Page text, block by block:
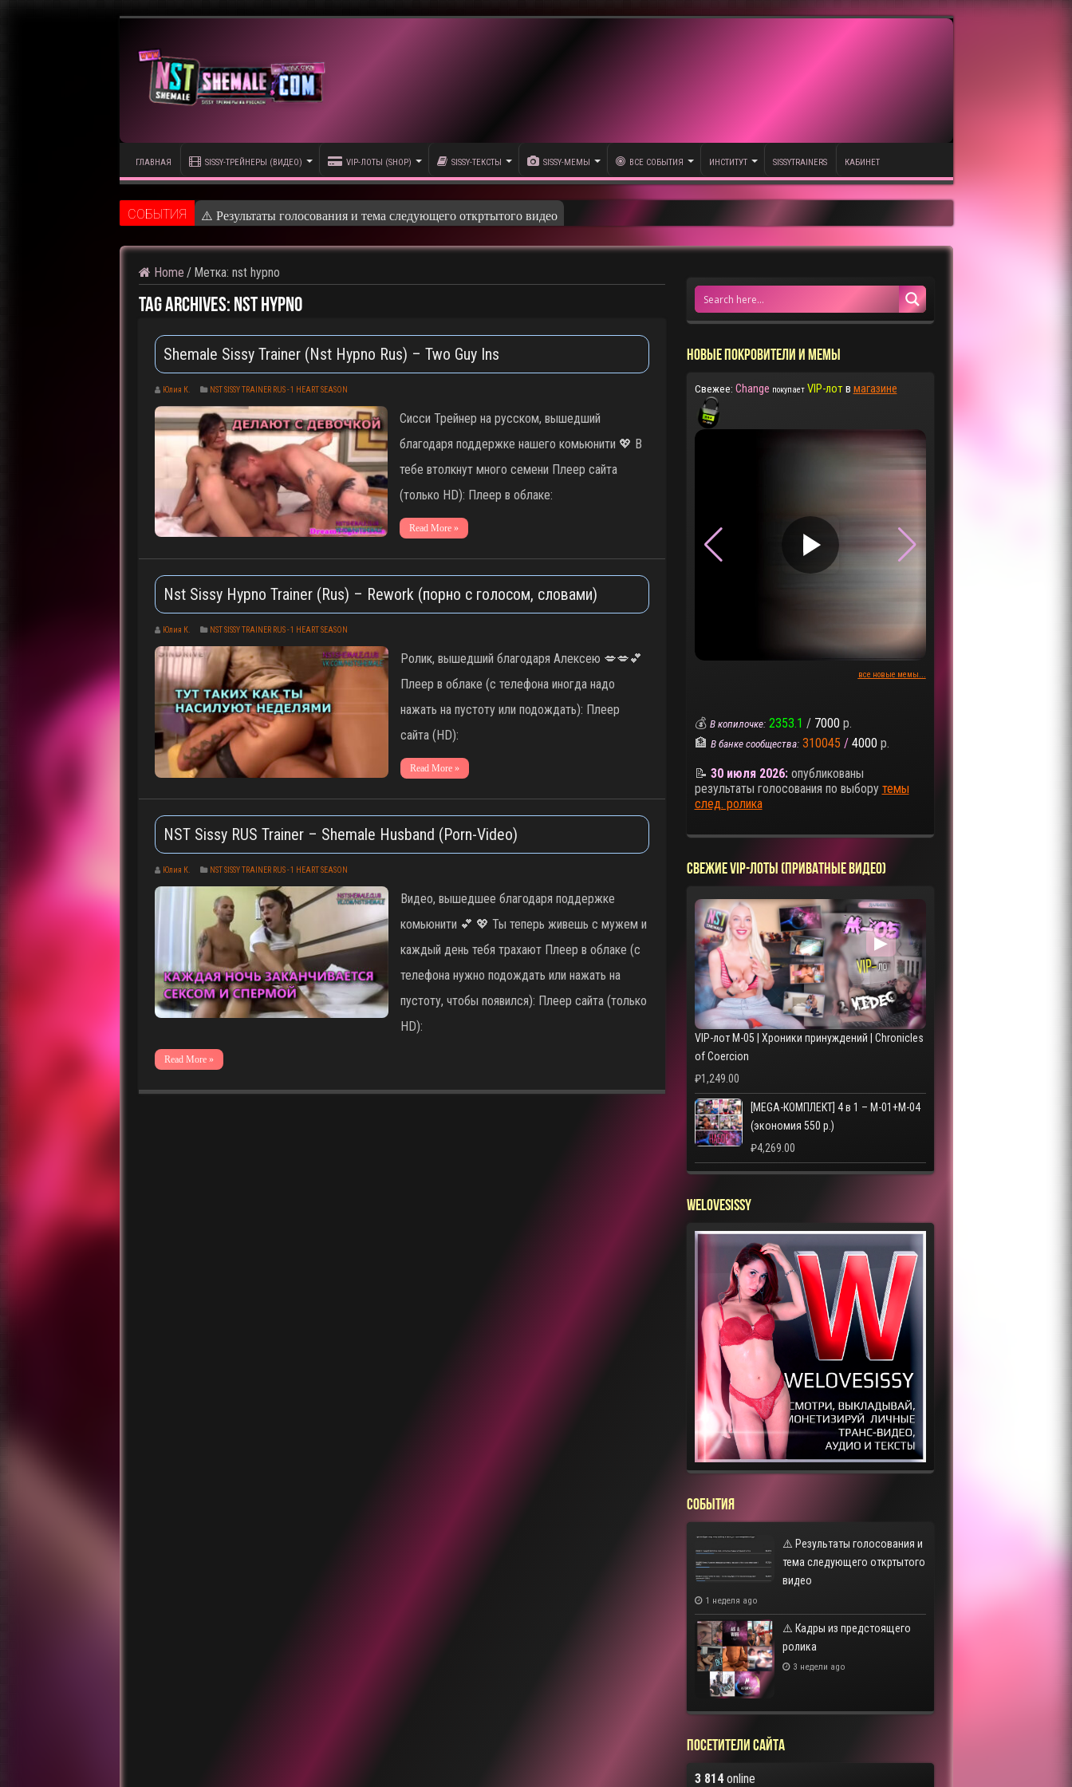
ГЛАВНАЯ SISSY-ТРЕЙНЕРЫ (ВИДЕО) VIP-ЛОТЫ (SHOP) SISSY-ТЕКСТЫ SISSY-МЕМЫ ВСЕ СОБЫТИЯ ИНСТИТУТ SISSYTRAINERS КАБИНЕТ
CОБЫТИЯ ⚠️ Результаты голосования и тема следующего откртытого видео
Home / Метка: nst hypno
Tag Archives: nst hypno
Shemale Sissy Trainer (Nst Hypno Rus) – Two Guy Ins
Юлия К. NST SISSY TRAINER RUS - 1 HEART SEASON
Сисси Трейнер на русском, вышедший
благодаря поддержке нашего комьюнити 💖 В
тебе втолкнут много семени Плеер сайта
(только HD): Плеер в облаке:
Read More »
Nst Sissy Hypno Trainer (Rus) – Rework (порно с голосом, словами)
Юлия К. NST SISSY TRAINER RUS - 1 HEART SEASON
Ролик, вышедший благодаря Алексею 💋💋💕
Плеер в облаке (с телефона иногда надо
нажать на пустоту или подождать): Плеер
сайта (HD):
Read More »
NST Sissy RUS Trainer – Shemale Husband (Porn-Video)
Юлия К. NST SISSY TRAINER RUS - 1 HEART SEASON
Видео, вышедшее благодаря поддержке
комьюнити 💕 💖 Ты теперь живешь с мужем и
каждый день тебя трахают Плеер в облаке (с
телефона нужно подождать или нажать на
пустоту, чтобы появился): Плеер сайта (только
HD):
Read More »
НОВЫЕ ПОКРОВИТЕЛИ И МЕМЫ
Свежее: Change покупает VIP-лотв магазине
▶
все новые мемы...
💰 В копилочке: 2353.1 / 7000 р.
🏦 В банке сообщества: 310045 / 4000 р.
📝 30 июля 2026:опубликованы
результаты голосования по выбору темы
след. ролика
СВЕЖИЕ VIP-ЛОТЫ (ПРИВАТНЫЕ ВИДЕО)
▶
VIP-лот M-05 | Хроники принуждений | Chronicles
of Coercion
₽1,249.00
[MEGA-КОМПЛЕКТ] 4 в 1 – M-01+M-04
(экономия 550 р.)
₽4,269.00
WELOVESISSY
СОБЫТИЯ
⚠️ Результаты голосования и
тема следующего откртытого
видео
1 неделя ago
⚠️ Кадры из предстоящего
ролика
3 недели ago
Посетители сайта
3 814online